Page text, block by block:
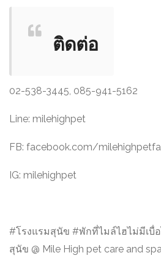
ติดต่อ
02-538-3445, 085-941-5162
Line: milehighpet
FB: facebook.com/
IG: milehighpet
#โรงแรมสุนัข #พักที่ไมล์ไฮไม่มีเบื่
สุนัข @ Mile High pet care and